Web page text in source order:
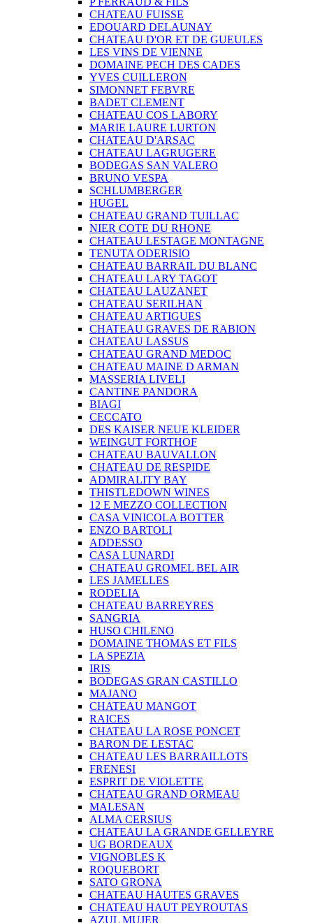
CHATEAU FUISSE
EDOUARD DELAUNAY
CHATEAU D'OR ET DE GUEULES
LES VINS DE VIENNE
DOMAINE PECH DES CADES
YVES CUILLERON
SIMONNET FEBVRE
BADET CLEMENT
CHATEAU COS LABORY
MARIE LAURE LURTON
CHATEAU D'ARSAC
CHATEAU LAGRUGERE
BODEGAS SAN VALERO
BRUNO VESPA
SCHLUMBERGER
HUGEL
CHATEAU GRAND TUILLAC
NIER COTE DU RHONE
CHATEAU LESTAGE MONTAGNE
TENUTA ODERISIO
CHATEAU BARRAIL DU BLANC
CHATEAU LARY TAGOT
CHATEAU LAUZANET
CHATEAU SERILHAN
CHATEAU ARTIGUES
CHATEAU GRAVES DE RABION
CHATEAU LASSUS
CHATEAU GRAND MEDOC
CHATEAU MAINE D ARMAN
MASSERIA LIVELI
CANTINE PANDORA
BIAGI
CECCATO
DES KAISER NEUE KLEIDER
WEINGUT FORTHOF
CHATEAU BAUVALLON
CHATEAU DE RESPIDE
ADMIRALITY BAY
THISTLEDOWN WINES
12 E MEZZO COLLECTION
CASA VINICOLA BOTTER
ENZO BARTOLI
ADDESSO
CASA LUNARDI
CHATEAU GROMEL BEL AIR
LES JAMELLES
RODELIA
CHATEAU BARREYRES
SANGRIA
HUSO CHILENO
DOMAINE THOMAS ET FILS
LA SPEZIA
IRIS
BODEGAS GRAN CASTILLO
MAJANO
CHATEAU MANGOT
RAICES
CHATEAU LA ROSE PONCET
BARON DE LESTAC
CHATEAU LES BARRAILLOTS
FRENESI
ESPRIT DE VIOLETTE
CHATEAU GRAND ORMEAU
MALESAN
ALMA CERSIUS
CHATEAU LA GRANDE GELLEYRE
UG BORDEAUX
VIGNOBLES K
ROQUEBORT
SATO GRONA
CHATEAU HAUTES GRAVES
CHATEAU HAUT PEYROUTAS
AZUL MUJER